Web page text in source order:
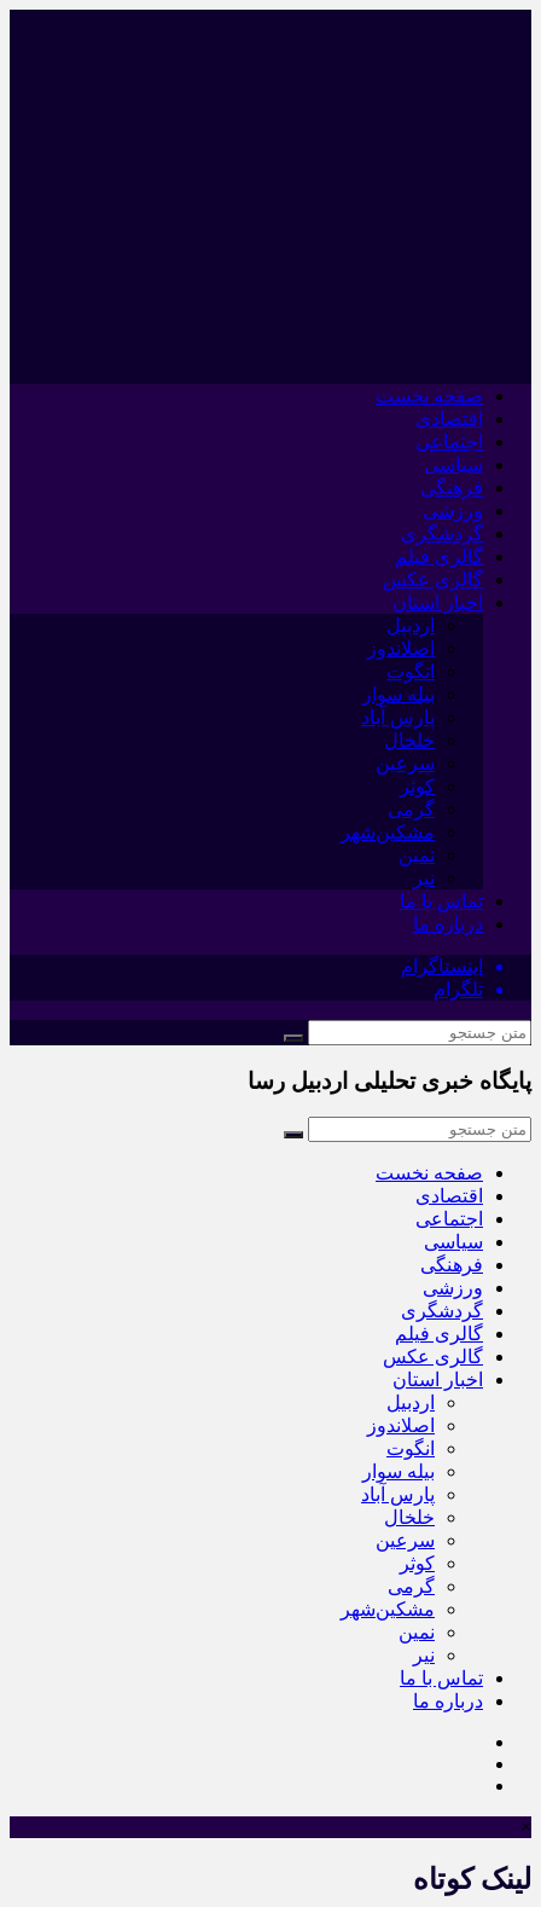
صفحه نخست
اقتصادی
اجتماعی
سیاسی
فرهنگی
ورزشی
گردشگری
گالری فیلم
گالری عکس
اخبار استان
اردبیل
اصلاندوز
انگوت
بیله سوار
پارس آباد
خلخال
سرعین
کوثر
گرمی
مشکین‌شهر
نمین
نیر
تماس با ما
درباره ما
اینستاگرام
تلگرام
پایگاه خبری تحلیلی اردبیل رسا
صفحه نخست
اقتصادی
اجتماعی
سیاسی
فرهنگی
ورزشی
گردشگری
گالری فیلم
گالری عکس
اخبار استان
اردبیل
اصلاندوز
انگوت
بیله سوار
پارس آباد
خلخال
سرعین
کوثر
گرمی
مشکین‌شهر
نمین
نیر
تماس با ما
درباره ما
×
لینک کوتاه